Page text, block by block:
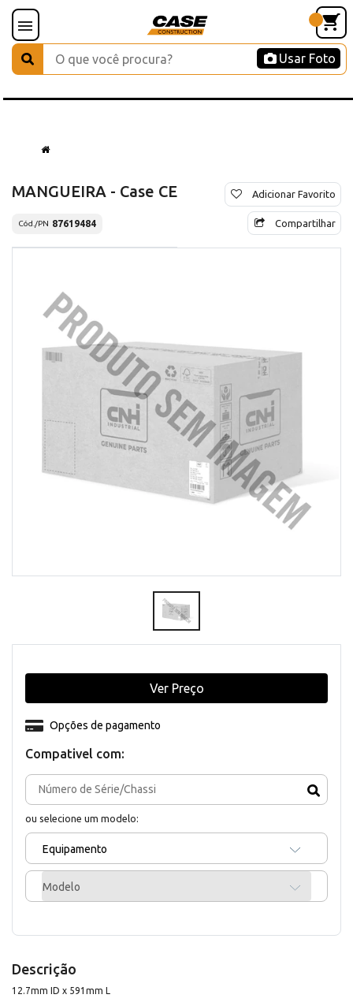
Usar Foto
MANGUEIRA - Case CE
Cód./PN 87619484
Adicionar Favorito
Compartilhar
Compativel com:
ou selecione um modelo:
Equipamento
Modelo
Opções de pagamento
Ver Preço
Descrição
12.7mm ID x 591mm L